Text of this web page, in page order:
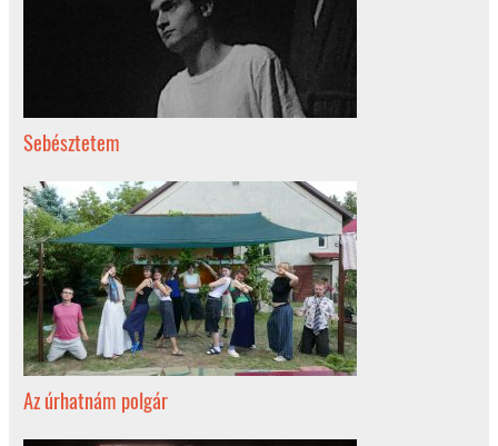
Sebésztetem
Az úrhatnám polgár